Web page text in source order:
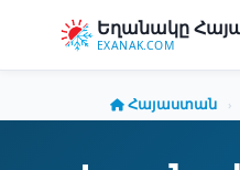
Եղանակը
EXANAK.COM
Հայաստան ›